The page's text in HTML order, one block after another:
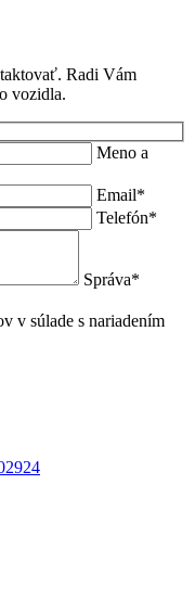
Radi Vám
vozidla.
Meno a
Email*
Telefón*
Správa*
v súlade s nariadením